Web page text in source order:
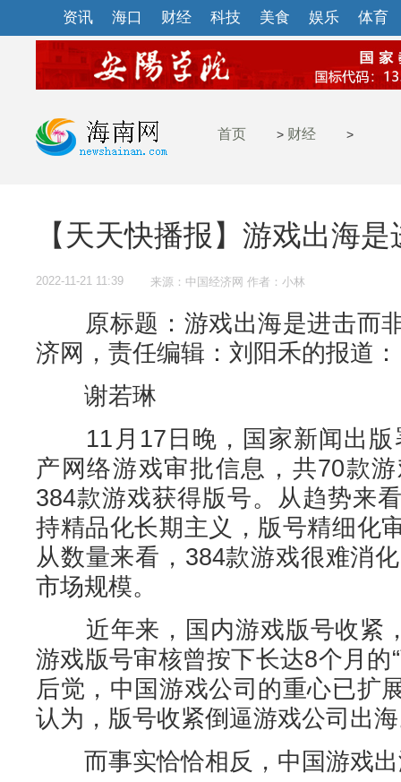
资讯 海口 财经 科技 美食 娱乐 体育
首页 > 财经 >
【天天快播报】游戏出海
2022-11-21 11:39 来源：中国经济网 作者：小林
原标题：游戏出海是进击而
济网，责任编辑：刘阳禾的报道：
谢若琳
11月17日晚，国家新闻出版
产网络游戏审批信息，共70款
384款游戏获得版号。从趋势来
持精品化长期主义，版号精细化
从数量来看，384款游戏很难消
市场规模。
近年来，国内游戏版号收紧
游戏版号审核曾按下长达8个月的
后觉，中国游戏公司的重心已扩
认为，版号收紧倒逼游戏公司出
而事实恰恰相反，中国游戏出